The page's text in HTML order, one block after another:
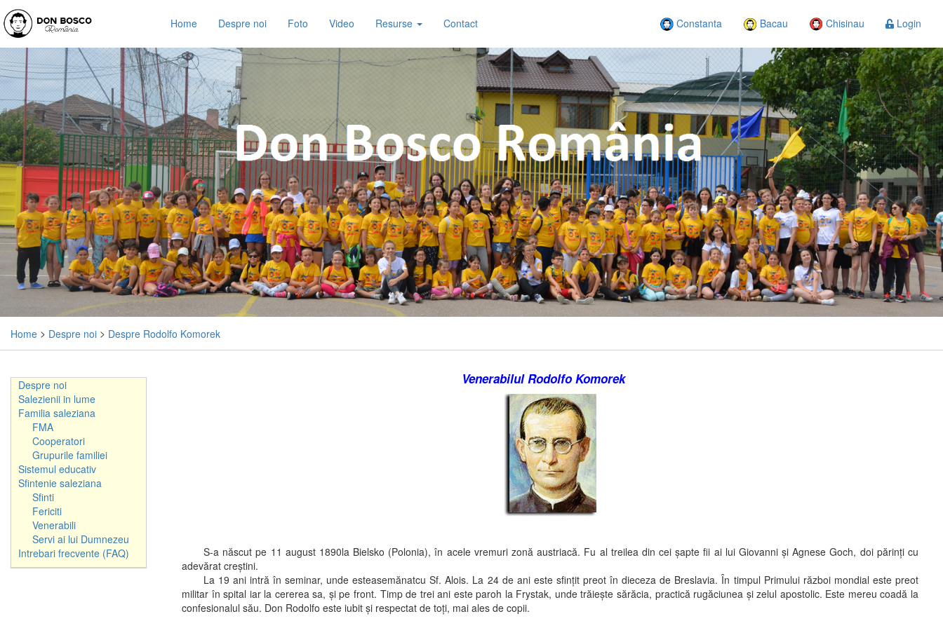
Home Despre noi Foto Video Resurse Contact Constanta Bacau Chisinau Login
Home > Despre noi > Despre Rodolfo Komorek
Despre noi
Salezienii in lume
Familia saleziana
FMA
Cooperatori
Grupurile familiei
Sistemul educativ
Sfintenie saleziana
Sfinti
Fericiti
Venerabili
Servi ai lui Dumnezeu
Intrebari frecvente (FAQ)
Venerabilul Rodolfo Komorek
S-a născut pe 11 august 1890la Bielsko (Polonia), în acele vremuri zonă austriacă. Fu al treilea din cei şapte fii ai lui Giovanni şi Agnese Goch, doi părinţi cu
adevărat creştini.
La 19 ani intră în seminar, unde esteasemănatcu Sf. Alois. La 24 de ani este sfinţit preot în dieceza de Breslavia. În timpul Primului război mondial este preot
militar în spital iar la cererea sa, şi pe front. Timp de trei ani este paroh la Frystak, unde trăieşte sărăcia, practică rugăciunea şi zelul apostolic. Este mereu coadă la
confesionalul său. Don Rodolfo este iubit şi respectat de toţi, mai ales de copii.